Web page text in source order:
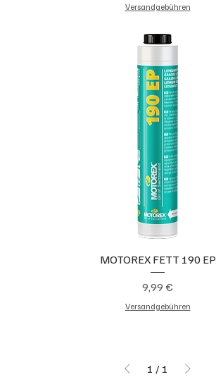
Versandgebühren
MOTOREX FETT 190 EP
Preis
9,99 €
Versandgebühren
1 / 1